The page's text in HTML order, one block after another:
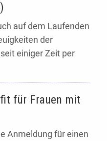
auf dem Laufenden
der
einiger Zeit per
für Frauen mit
Anmeldung für einen